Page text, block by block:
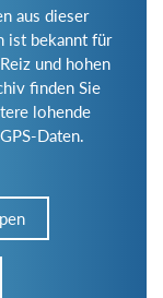
aus dieser
ist bekannt für
und hohen
finden Sie
lohende
Daten.